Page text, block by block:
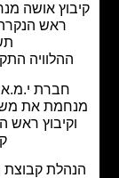
אושה מנחם את
ראש הנקרה על
תשלובת
ההלוויה התקיימה ביום א'
את משפחת
ראש הנקרה
קבוצת
קבוצת משקי